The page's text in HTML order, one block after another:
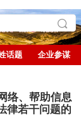
话题 企业参谋
络、帮助信息
律若干问题的